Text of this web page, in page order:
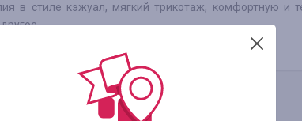
в стиле кэжуал, мягкий трикотаж, комфортную и
ОСТАВИТЬ ОТЗЫВ